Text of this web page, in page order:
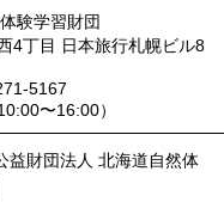
験学習財団
4丁目 日本旅行札幌ビル8
5167
〜16:00）
財団法人 北海道自然体